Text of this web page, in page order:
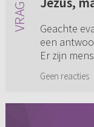
dit toch?
Geachte
een
Er zijn
heldere
Geen reacties